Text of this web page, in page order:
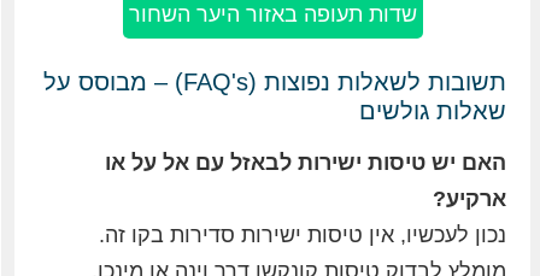
שדות תעופה באזור היער השחור
תשובות לשאלות נפוצות (FAQ's) – מבוסס על
שאלות גולשים
האם יש טיסות ישירות לבאזל עם אל על או
ארקיע?
נכון לעכשיו, אין טיסות ישירות סדירות בקו זה.
מומלץ לבדוק טיסות קונקשן דרך וינה או מינכן.